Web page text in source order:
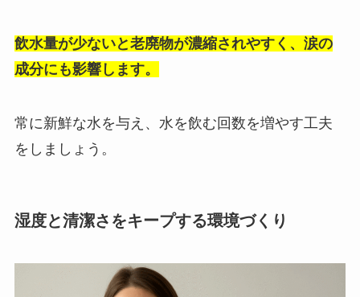
飲水量が少ないと老廃物が濃縮されやすく、涙の
成分にも影響します。
常に新鮮な水を与え、水を飲む回数を増やす工夫
をしましょう。
湿度と清潔さをキープする環境づくり